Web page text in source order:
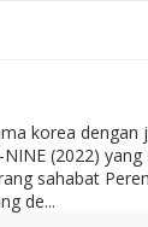
korea dengan
(2022) yang
sahabat
de...